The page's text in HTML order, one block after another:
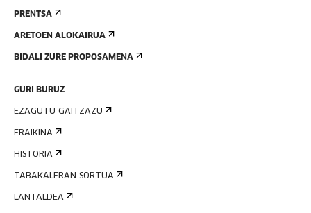
PRENTSA
ARETOEN ALOKAIRUA
BIDALI ZURE PROPOSAMENA
GURI BURUZ
EZAGUTU GAITZAZU
ERAIKINA
HISTORIA
TABAKALERAN SORTUA
LANTALDEA